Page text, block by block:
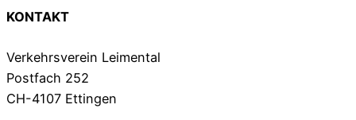
KONTAKT
Verkehrsverein Leimental
Postfach 252
CH-4107 Ettingen